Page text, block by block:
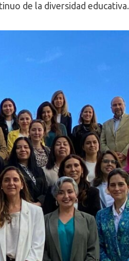
de la diversidad educativa.